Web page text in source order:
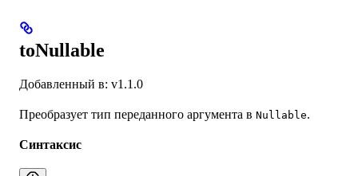
toNullable
Добавленный в: v1.1.0
Преобразует тип переданного аргумента в Nullable.
Синтаксис